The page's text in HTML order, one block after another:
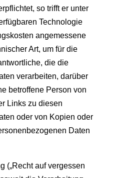
so trifft er unter
Technologie
angemessene
Art, um für die
die die
verarbeiten, darüber
betroffene Person von
Links zu diesen
oder von Kopien oder
Daten
(„Recht auf vergessen